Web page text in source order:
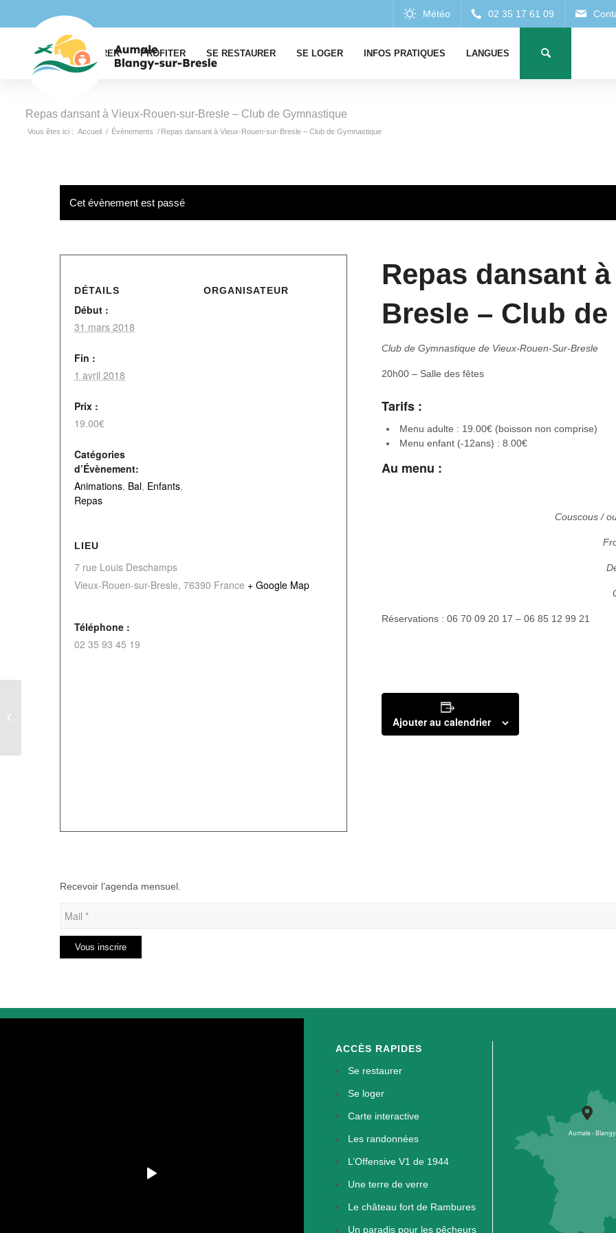
EXPLORER PROFITER SE RESTAURER SE LOGER INFOS PRATIQUES LANGUES
Repas dansant à Vieux-Rouen-sur-Bresle – Club de Gymnastique
Vous êtes ici : Accueil / Évènements / Repas dansant à Vieux-Rouen-sur-Bresle – Club de Gymnastique
Cet évènement est passé
Repas dansant
Bresle – Club
Club de Gymnastique de Vieux-Rouen-Sur-Bresle
20h00 – Salle des fêtes
Tarifs :
Menu adulte : 19.00€ (boisson non comprise)
Menu enfant (-12ans) : 8.00€
Au menu :
Couscous /
Réservations : 06 70 09 20 17 – 06 85 12 99 21
Ajouter au calendrier
DÉTAILS
Début :
31 mars 2018
Fin :
1 avril 2018
Prix :
19.00€
Catégories
d’Évènement:
Animations, Bal, Enfants,
Repas
ORGANISATEUR
LIEU
7 rue Louis Deschamps
Vieux-Rouen-sur-Bresle, 76390 France + Google Map
Téléphone :
02 35 93 45 19
Recevoir l’agenda mensuel.
ACCÈS RAPIDES
Se restaurer
Se loger
Carte interactive
Les randonnées
L’Offensive V1 de 1944
Une terre de verre
Le château fort de Rambures
Un paradis pour les pêcheurs